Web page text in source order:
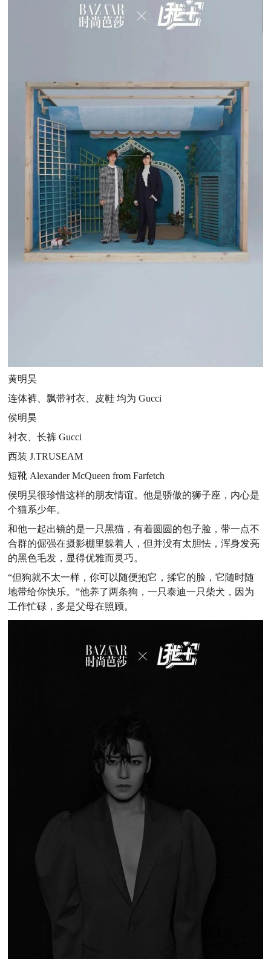
黄明昊
连体裤、飘带衬衣、皮鞋 均为 Gucci
侯明昊
衬衣、长裤 Gucci
西装 J.TRUSEAM
短靴 Alexander McQueen from Farfetch
侯明昊很珍惜这样的朋友情谊。他是骄傲的狮子座，内心是
个猫系少年。
和他一起出镜的是一只黑猫，有着圆圆的包子脸，带一点不
合群的倔强在摄影棚里躲着人，但并没有太胆怯，浑身发亮
的黑色毛发，显得优雅而灵巧。
“但狗就不太一样，你可以随便抱它，揉它的脸，它随时随
地带给你快乐。”他养了两条狗，一只泰迪一只柴犬，因为
工作忙碌，多是父母在照顾。